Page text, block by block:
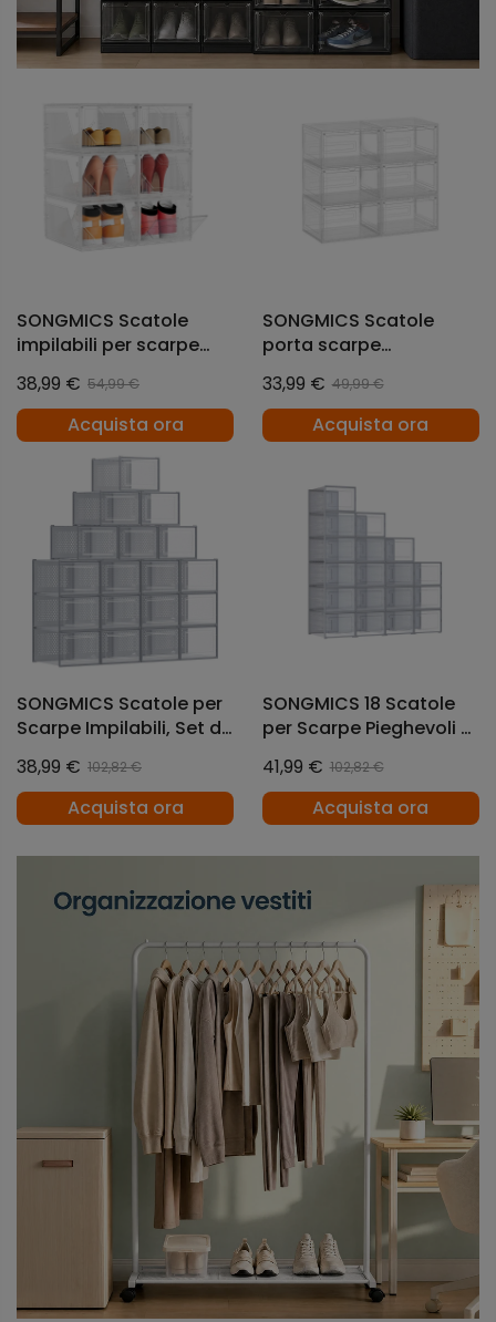
SONGMICS Scatole
impilabili per scarpe
magnetico
38,99 € 54,99 €
Acquista ora
SONGMICS Scatole
porta scarpe
con sportello frontale
33,99 € 49,99 €
Acquista ora
SONGMICS Scatole per
Scarpe Impilabili, Set di
38,99 € 102,82 €
Acquista ora
SONGMICS 18 Scatole
per Scarpe Pieghevoli e
Trasparente e Grigio
41,99 € 102,82 €
Acquista ora